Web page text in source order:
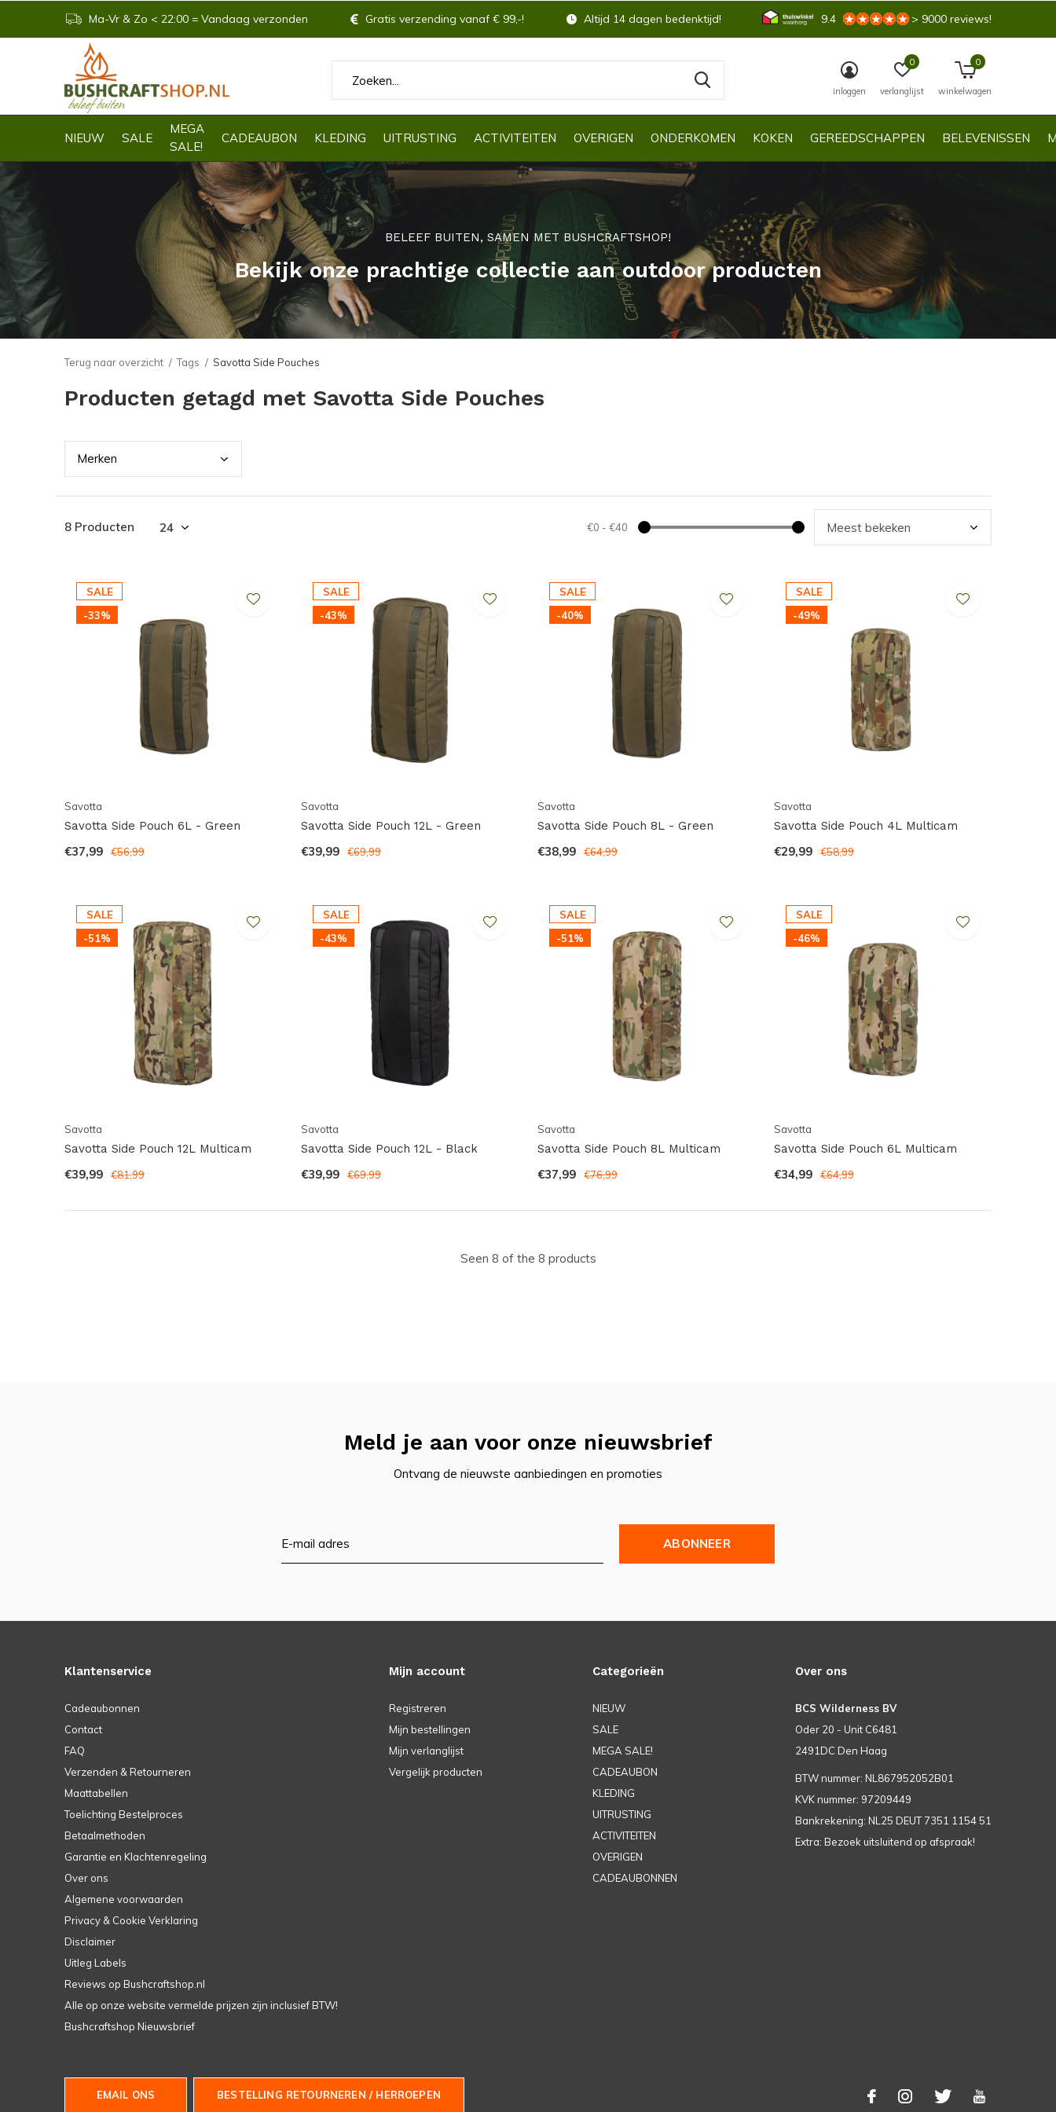
NIEUW SALE
MEGA
SALE!
CADEAUBON KLEDING UITRUSTING ACTIVITEITEN OVERIGEN ONDERKOMEN KOKEN GEREEDSCHAPPEN BELEVENISSEN
inloggen verlanglijst
0
winkelwagen
0
Ma-Vr & Zo < 22:00 = Vandaag verzonden Gratis verzending vanaf € 99,-! Altijd 14 dagen bedenktijd! 9.4 > 9000 reviews!
BELEEF BUITEN, SAMEN MET BUSHCRAFTSHOP!
Bekijk onze prachtige collectie aan outdoor producten
Terug naar overzicht Tags Savotta Side Pouches
Producten getagd met Savotta Side Pouches
Merken
8 Producten €0 - €40
SALE
-33%
Savotta
Savotta Side Pouch 6L - Green
€37,99 €56,99
SALE
-43%
Savotta
Savotta Side Pouch 12L - Green
€39,99 €69,99
SALE
-40%
Savotta
Savotta Side Pouch 8L - Green
€38,99 €64,99
SALE
-49%
Savotta
Savotta Side Pouch 4L Multicam
€29,99 €58,99
SALE
-51%
Savotta
Savotta Side Pouch 12L Multicam
€39,99 €81,99
SALE
-43%
Savotta
Savotta Side Pouch 12L - Black
€39,99 €69,99
SALE
-51%
Savotta
Savotta Side Pouch 8L Multicam
€37,99 €76,99
SALE
-46%
Savotta
Savotta Side Pouch 6L Multicam
€34,99 €64,99
Seen 8 of the 8 products
Meld je aan voor onze nieuwsbrief
Ontvang de nieuwste aanbiedingen en promoties
ABONNEER
Klantenservice
Cadeaubonnen
Contact
FAQ
Verzenden & Retourneren
Maattabellen
Toelichting Bestelproces
Betaalmethoden
Garantie en Klachtenregeling
Over ons
Algemene voorwaarden
Privacy & Cookie Verklaring
Disclaimer
Uitleg Labels
Reviews op Bushcraftshop.nl
Alle op onze website vermelde prijzen zijn inclusief BTW!
Bushcraftshop Nieuwsbrief
Mijn account
Registreren
Mijn bestellingen
Mijn verlanglijst
Vergelijk producten
Categorieën
NIEUW
SALE
MEGA SALE!
CADEAUBON
KLEDING
UITRUSTING
ACTIVITEITEN
OVERIGEN
CADEAUBONNEN
Over ons
BCS Wilderness BV
Oder 20 - Unit C6481
2491DC Den Haag
BTW nummer: NL867952052B01
KVK nummer: 97209449
Bankrekening: NL25 DEUT 7351 1154 51
Extra: Bezoek uitsluitend op afspraak!
EMAIL ONS BESTELLING RETOURNEREN / HERROEPEN